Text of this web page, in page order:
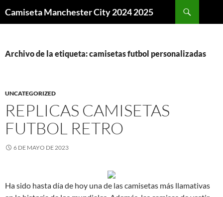
Camiseta Manchester City 2024 2025
Archivo de la etiqueta: camisetas futbol personalizadas
UNCATEGORIZED
REPLICAS CAMISETAS
FUTBOL RETRO
6 DE MAYO DE 2023
Ha sido hasta día de hoy una de las camisetas más llamativas